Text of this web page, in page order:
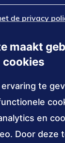
maakt
cookies
te
en
Door deze
de privacy
(verzendt